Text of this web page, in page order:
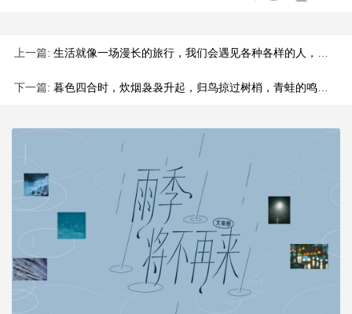
上一篇: 生活就像一场漫长的旅行，我们会遇见各种各样的人，经历各种各样
下一篇: 暮色四合时，炊烟袅袅升起，归鸟掠过树梢，青蛙的鸣叫与屋内的笑